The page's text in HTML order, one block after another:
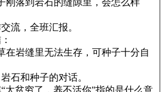
刚落到岩石的缝隙里，会怎么样
流，全班汇报。
在岩缝里无法生存，可种子十分自
石和种子的对话。
太贫穷了，养不活你”指的是什么意